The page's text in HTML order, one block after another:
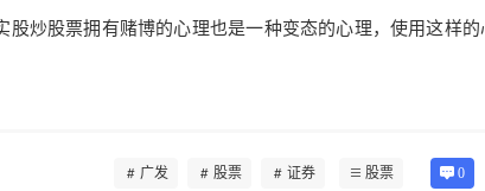
炒股票拥有赌博的心理也是一种变态的心理，使用这样的
广发 股票 证券 股票 0